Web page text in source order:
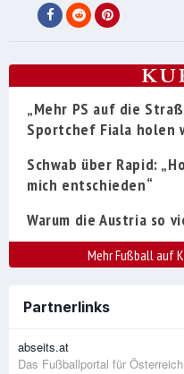
„Mehr PS auf die
Sportchef Fiala holen
Schwab über Rapid:
mich entschieden“
Warum die Austria so
Mehr Fußball auf
Partnerlinks
abseits.at
Das Fußballportal für Österreich